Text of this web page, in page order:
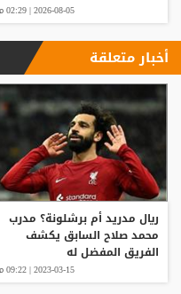
2026-08-05 | 02:29 م
أخبار متعلقة
ريال مدريد أم برشلونة؟ مدرب
محمد صلاح السابق يكشف
الفريق المفضل له
2023-03-15 | 09:22 م